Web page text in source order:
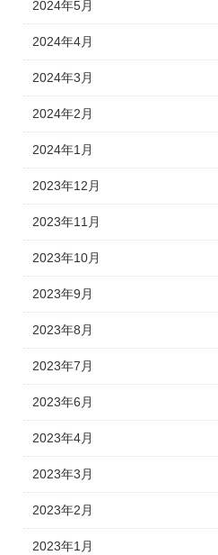
2024年5月
2024年4月
2024年3月
2024年2月
2024年1月
2023年12月
2023年11月
2023年10月
2023年9月
2023年8月
2023年7月
2023年6月
2023年4月
2023年3月
2023年2月
2023年1月